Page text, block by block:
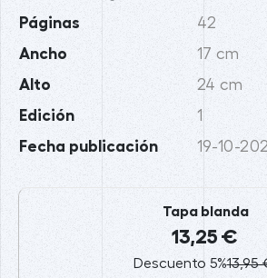
Páginas 42
Ancho 17 cm
Alto 24 cm
Edición 1
Fecha publicación 19-10-
Tapa blanda
13,25 €
Descuento 5%13,95